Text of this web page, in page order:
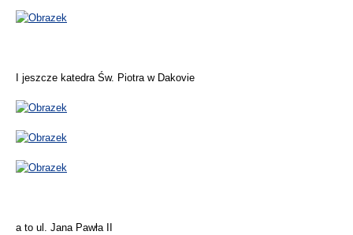
I jeszcze katedra Św. Piotra w Dakovie
a to ul. Jana Pawła II